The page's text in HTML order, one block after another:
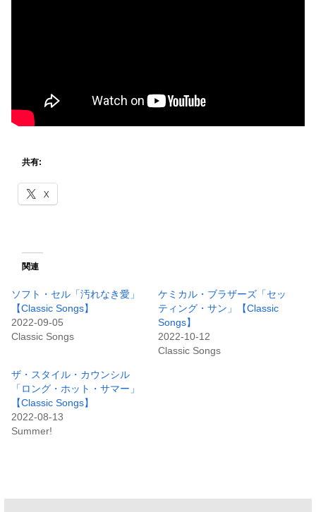
共有:
X
関連
ソフト・セル「汚れなき愛」
【Classic Songs】
2022-09-05
Classic Songs
ケミカル・ブラザーズ「セッ
ティング・サン」【Classic
Songs】
2022-10-12
Classic Songs
ザ・スタイル・カウンシル
「ロング・ホット・サマー」
【Classic Songs】
2022-08-13
Summer!